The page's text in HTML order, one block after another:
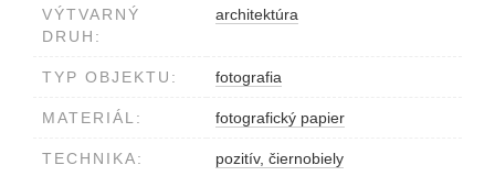
VÝTVARNÝ
DRUH:
architektúra
TYP OBJEKTU: fotografia
MATERIÁL: fotografický papier
TECHNIKA: pozitív, čiernobiely